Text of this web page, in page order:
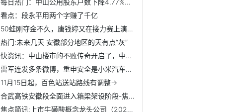
每日热门：中山公用股东户数下降4.77%，户均持股32.27万元
看点：段永平用两个字赚了千亿
50蛙刚夺金不久，唐钱婷又在接力赛上演惊天追击
热门:未来几天 安徽部分地区的天有点“灰”
快资讯：中山楼市的不败传奇开启了，中山楼市东区房价从1.3万...
雷军连发多条微博，重申安全是小米汽车基础和前提
11月15日起，百色站送站路线有调整→
合武高铁安徽段全面进入箱梁架设阶段-焦点要闻
焦点简讯:上市牛磺酸概念龙头公司（2025/11/14）